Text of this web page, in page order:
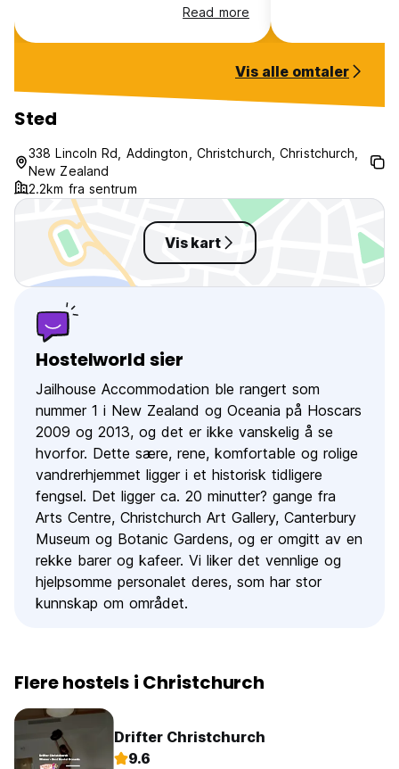
prison is cool and it is a well used
Read more
atmosphere,
prison I thought
Vis alle omtaler
Sted
338 Lincoln Rd, Addington, Christchurch, Christchurch,
New Zealand
2.2km fra sentrum
Vis kart
Hostelworld sier
Jailhouse Accommodation ble rangert som
nummer 1 i New Zealand og Oceania på Hoscars
2009 og 2013, og det er ikke vanskelig å se
hvorfor. Dette sære, rene, komfortable og rolige
vandrerhjemmet ligger i et historisk tidligere
fengsel. Det ligger ca. 20 minutter? gange fra
Arts Centre, Christchurch Art Gallery, Canterbury
Museum og Botanic Gardens, og er omgitt av en
rekke barer og kafeer. Vi liker det vennlige og
hjelpsomme personalet deres, som har stor
kunnskap om området.
Flere hostels i Christchurch
Drifter Christchurch
9.6